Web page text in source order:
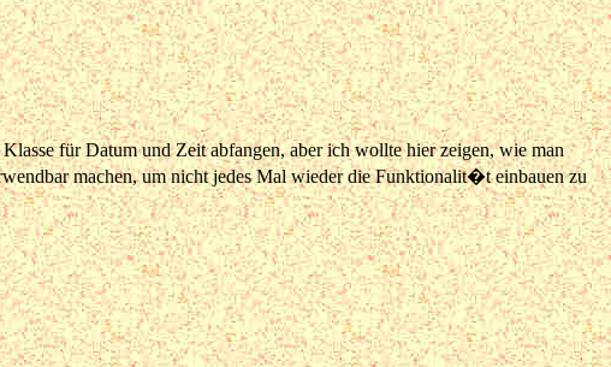
für Datum und Zeit abfangen, aber ich wollte hier zeigen, wie man
machen, um nicht jedes Mal wieder die Funktionalit�t einbauen zu